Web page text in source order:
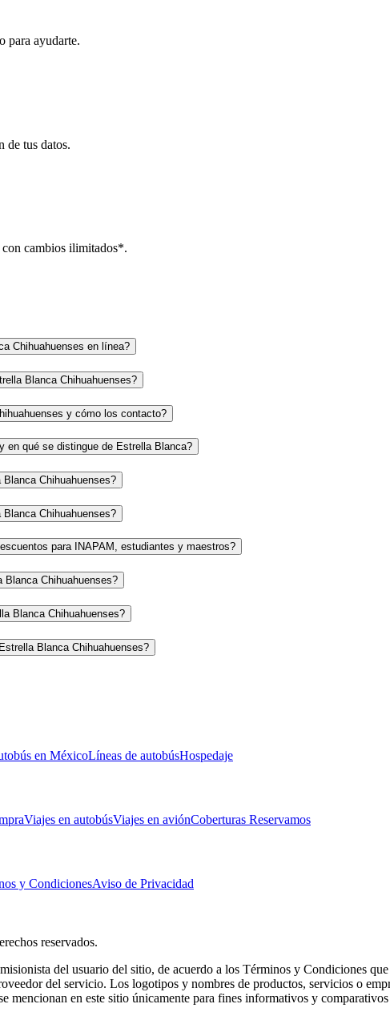
para ayudarte.
de tus datos.
cambios ilimitados*.
Chihuahuenses en línea?
Blanca Chihuahuenses?
y cómo los contacto?
en qué se distingue de Estrella Blanca?
Chihuahuenses?
Chihuahuenses?
para INAPAM, estudiantes y maestros?
Chihuahuenses?
Blanca Chihuahuenses?
Blanca Chihuahuenses?
en MéxicoLíneas de autobúsHospedaje
Viajes en autobúsViajes en aviónCoberturas Reservamos
y CondicionesAviso de Privacidad
reservados.
del usuario del sitio, de acuerdo a los Términos y Condiciones
del servicio. Los logotipos y nombres de productos, servicios o
mencionan en este sitio únicamente para fines informativos y